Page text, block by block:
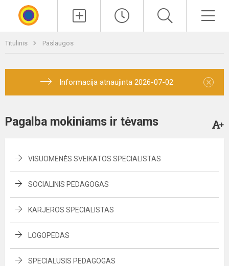
Titulinis Paslaugos
Informacija atnaujinta 2026-07-02 ×
Pagalba mokiniams ir tėvams
VISUOMENĖS SVEIKATOS SPECIALISTAS
SOCIALINIS PEDAGOGAS
KARJEROS SPECIALISTAS
LOGOPEDAS
SPECIALUSIS PEDAGOGAS